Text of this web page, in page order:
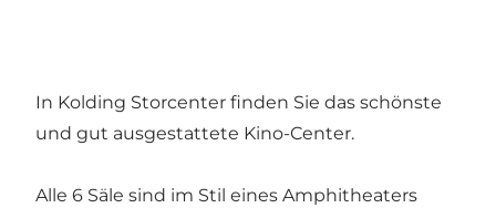
In Kolding Storcenter finden Sie das schönste
und gut ausgestattete Kino-Center.
Alle 6 Säle sind im Stil eines Amphitheaters